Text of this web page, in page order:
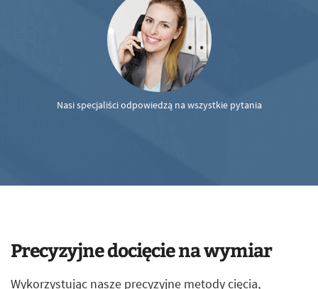
Nasi specjaliści odpowiedzą na wszystkie pytania
Precyzyjne docięcie na wymiar
Wykorzystując nasze precyzyjne metody cięcia,